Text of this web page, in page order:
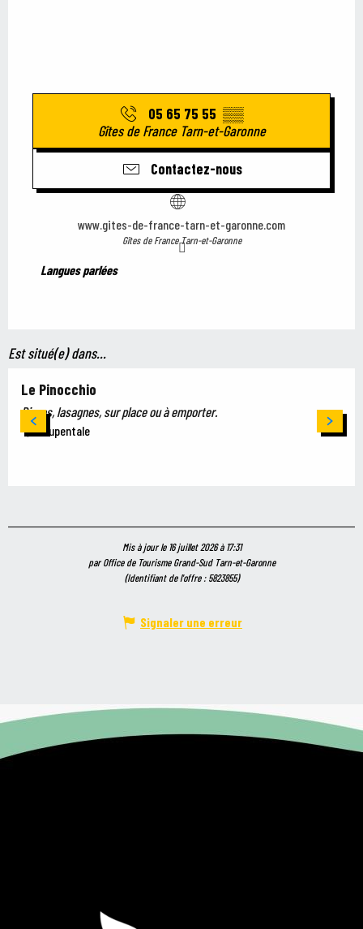
05 65 75 55 ▒▒
Gîtes de France Tarn-et-Garonne
Contactez-nous
www.gites-de-france-tarn-et-garonne.com
Gîtes de France Tarn-et-Garonne
Langues parlées
Langues parlées
Est situé(e) dans...
Le Pinocchio
Pizzas, lasagnes, sur place ou à emporter.
Dieupentale
Mis à jour le 16 juillet 2026 à 17:31
par Office de Tourisme Grand-Sud Tarn-et-Garonne
(Identifiant de l'offre :5823855)
Signaler une erreur